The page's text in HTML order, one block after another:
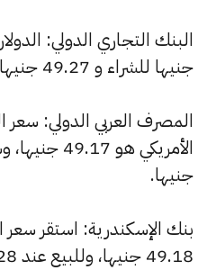
جنيها للشراء و 49.27 جنيها للبيع.
المصرف العربي الدولي: سعر
جنيها.
بنك الإسكندرية: استقر سعر
49.18 جنيها، وللبيع عند 49.28 جنيها.